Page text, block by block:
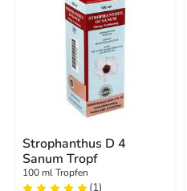
Strophanthus D 4
Sanum Tropf
100 ml Tropfen
(1)